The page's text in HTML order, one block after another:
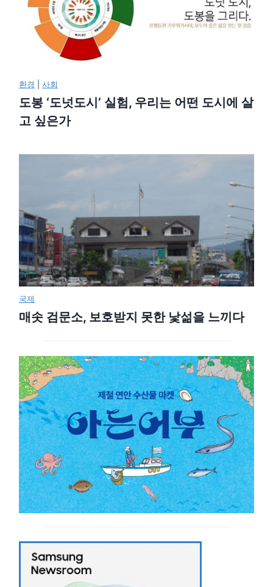
환경 |사회
도봉 ‘도넛도시’ 실험, 우리는 어떤 도시에 살
고 싶은가
국제
매솟 검문소, 보호받지 못한 낯섦을 느끼다